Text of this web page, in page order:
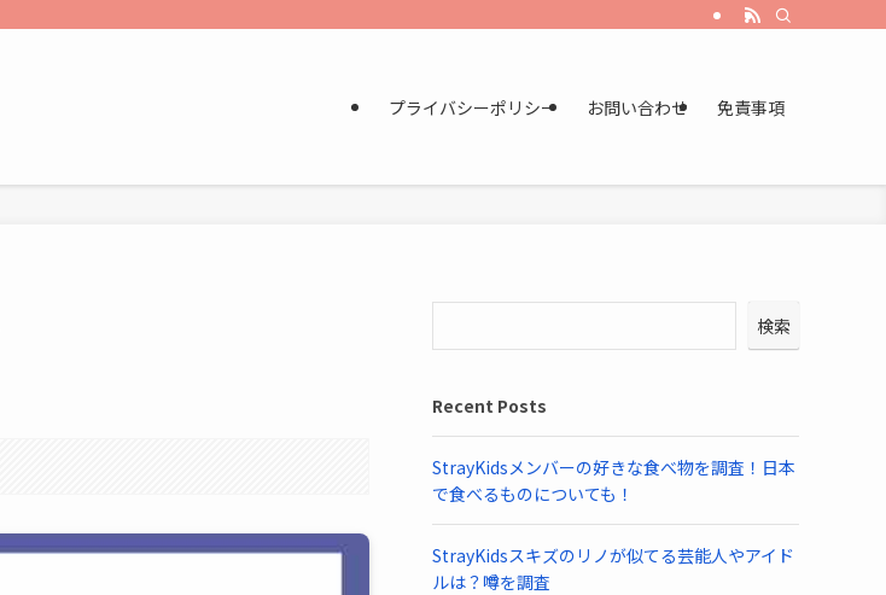
プライバシーポリシー お問い合わせ 免責事項
検索
Recent Posts
StrayKidsメンバーの好きな食べ物を調査！日本
で食べるものについても！
StrayKidsスキズのリノが似てる芸能人やアイド
ルは？噂を調査